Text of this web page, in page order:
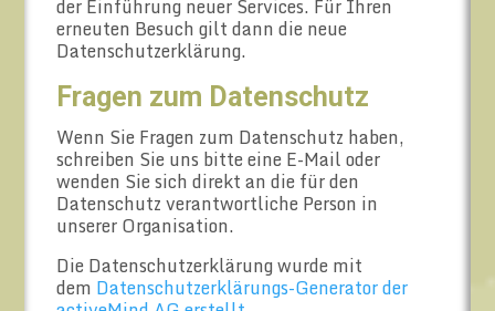
der Einführung neuer Services. Für Ihren
erneuten Besuch gilt dann die neue
Datenschutzerklärung.
Fragen zum Datenschutz
Wenn Sie Fragen zum Datenschutz haben,
schreiben Sie uns bitte eine E-Mail oder
wenden Sie sich direkt an die für den
Datenschutz verantwortliche Person in
unserer Organisation.
Die Datenschutzerklärung wurde mit
dem Datenschutzerklärungs-Generator der